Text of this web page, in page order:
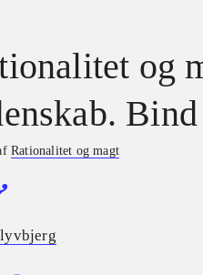
og
Bind
Rationalitet og magt